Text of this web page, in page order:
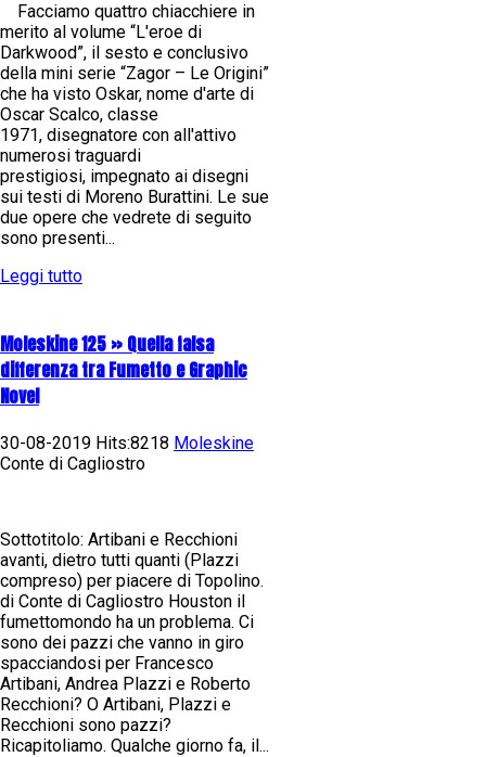
Facciamo quattro chiacchiere in
merito al volume “L'eroe di
Darkwood”, il sesto e conclusivo
della mini serie “Zagor – Le Origini”
che ha visto Oskar, nome d'arte di
Oscar Scalco, classe
1971, disegnatore con all'attivo
numerosi traguardi
prestigiosi, impegnato ai disegni
sui testi di Moreno Burattini. Le sue
due opere che vedrete di seguito
sono presenti...
Leggi tutto
Moleskine 125 » Quella falsa
differenza tra Fumetto e Graphic
Novel
30-08-2019 Hits:8218 Moleskine
Conte di Cagliostro
Sottotitolo: Artibani e Recchioni
avanti, dietro tutti quanti (Plazzi
compreso) per piacere di Topolino.
di Conte di Cagliostro Houston il
fumettomondo ha un problema. Ci
sono dei pazzi che vanno in giro
spacciandosi per Francesco
Artibani, Andrea Plazzi e Roberto
Recchioni? O Artibani, Plazzi e
Recchioni sono pazzi?
Ricapitoliamo. Qualche giorno fa, il...